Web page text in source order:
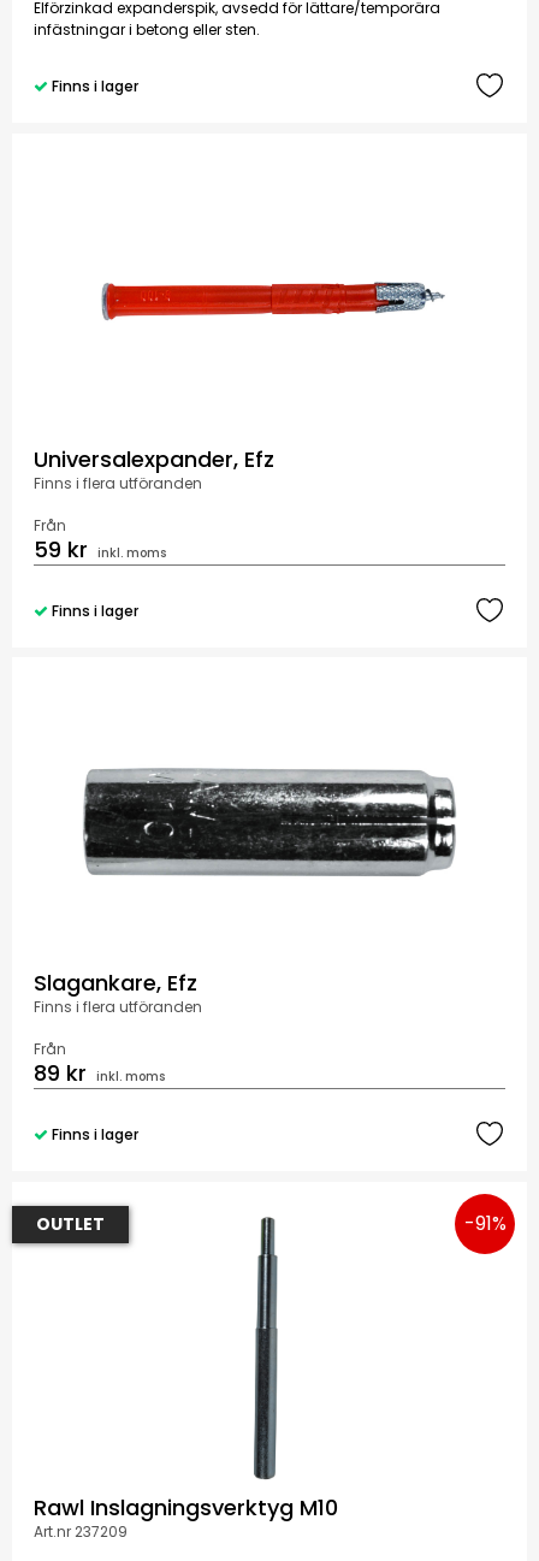
Elförzinkad expanderspik, avsedd för lättare/temporära
infästningar i betong eller sten.
Finns i lager
Universalexpander, Efz
Finns i flera utföranden
Från
59 kr inkl. moms
Finns i lager
Slagankare, Efz
Finns i flera utföranden
Från
89 kr inkl. moms
Finns i lager
-91%
OUTLET
Rawl Inslagningsverktyg M10
Art.nr 237209